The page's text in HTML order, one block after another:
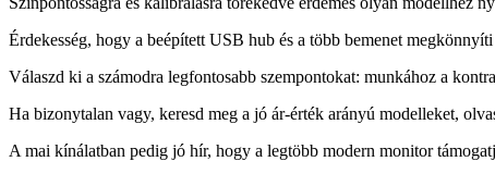
Érdekesség, hogy a beépített USB hub és a több bemenet
Válaszd ki a számodra legfontosabb szempontokat: munkához a
Ha bizonytalan vagy, keresd meg a jó ár-érték arányú modelleket,
A mai kínálatban pedig jó hír, hogy a legtöbb modern monitor